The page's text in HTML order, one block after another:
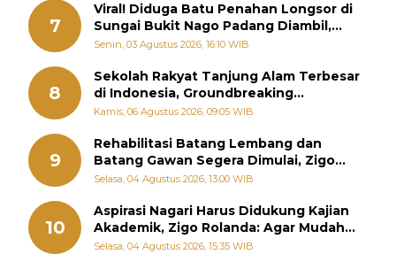
7
Viral! Diduga Batu Penahan Longsor di
Sungai Bukit Nago Padang Diambil,
Warga Khawatir Bencana Terulang
Senin, 03 Agustus 2026, 16:10 WIB
8
Sekolah Rakyat Tanjung Alam Terbesar
di Indonesia, Groundbreaking
September
Kamis, 06 Agustus 2026, 09:05 WIB
9
Rehabilitasi Batang Lembang dan
Batang Gawan Segera Dimulai, Zigo
Rolanda Pastikan Proyek Berjalan
Selasa, 04 Agustus 2026, 13:00 WIB
10
Aspirasi Nagari Harus Didukung Kajian
Akademik, Zigo Rolanda: Agar Mudah
Diperjuangkan di Kementerian
Selasa, 04 Agustus 2026, 15:35 WIB